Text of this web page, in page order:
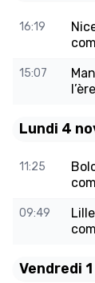
16:19
15:07
Lundi 4
11:25
09:49
Vendredi